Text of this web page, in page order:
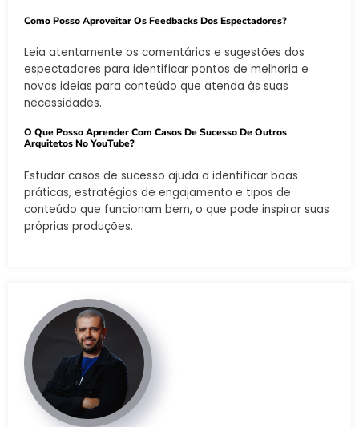
Como Posso Aproveitar Os Feedbacks Dos Espectadores?
Leia atentamente os comentários e sugestões dos
espectadores para identificar pontos de melhoria e
novas ideias para conteúdo que atenda às suas
necessidades.
O Que Posso Aprender Com Casos De Sucesso De Outros
Arquitetos No YouTube?
Estudar casos de sucesso ajuda a identificar boas
práticas, estratégias de engajamento e tipos de
conteúdo que funcionam bem, o que pode inspirar suas
próprias produções.